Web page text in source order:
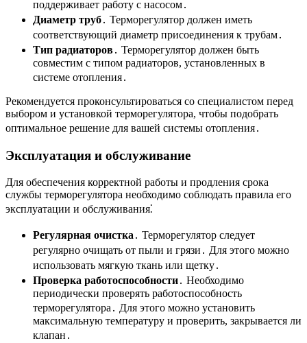
поддерживает работу с насосом․
Диаметр труб․ Терморегулятор должен иметь
соответствующий диаметр присоединения к трубам․
Тип радиаторов․ Терморегулятор должен быть
совместим с типом радиаторов, установленных в
системе отопления․
Рекомендуется проконсультироваться со специалистом перед
выбором и установкой терморегулятора, чтобы подобрать
оптимальное решение для вашей системы отопления․
Эксплуатация и обслуживание
Для обеспечения корректной работы и продления срока
службы терморегулятора необходимо соблюдать правила его
эксплуатации и обслуживания⁚
Регулярная очистка ․ Терморегулятор следует
регулярно очищать от пыли и грязи․ Для этого можно
использовать мягкую ткань или щетку․
Проверка работоспособности․ Необходимо
периодически проверять работоспособность
терморегулятора․ Для этого можно установить
максимальную температуру и проверить, закрывается ли
клапан․